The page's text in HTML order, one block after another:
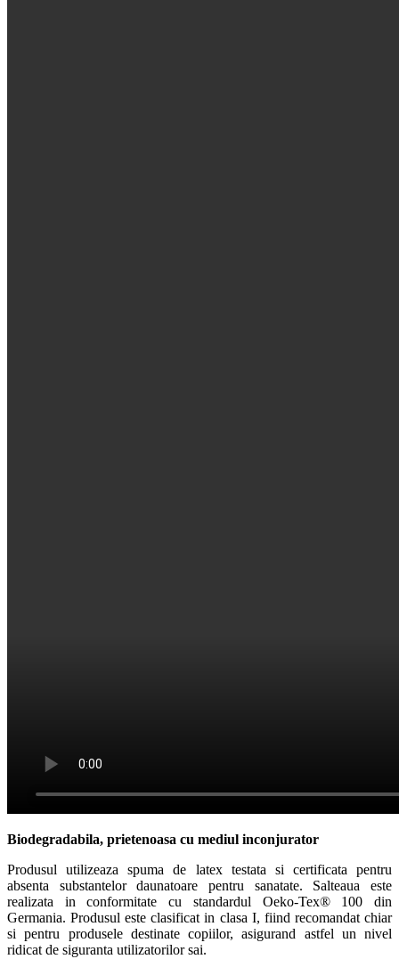
Biodegradabila, prietenoasa cu mediul inconjurator
Produsul utilizeaza spuma de latex testata si certificata pentru
absenta substantelor daunatoare pentru sanatate. Salteaua este
realizata in conformitate cu standardul Oeko-Tex® 100 din
Germania. Produsul este clasificat in clasa I, fiind recomandat chiar
si pentru produsele destinate copiilor, asigurand astfel un nivel
ridicat de siguranta utilizatorilor sai.